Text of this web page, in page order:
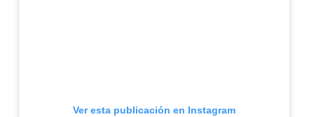
Ver esta publicación en Instagram